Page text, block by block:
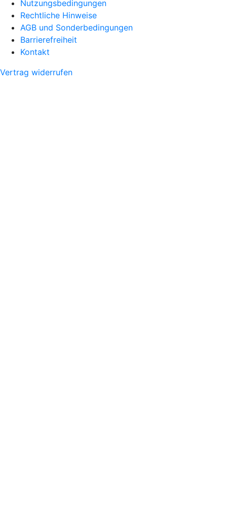
Nutzungsbedingungen
Rechtliche Hinweise
AGB und Sonderbedingungen
Barrierefreiheit
Kontakt
Vertrag widerrufen